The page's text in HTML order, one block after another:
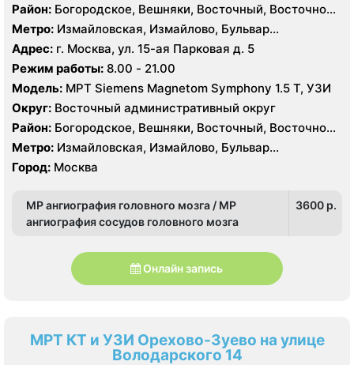
Район: Богородское, Вешняки, Восточный, Восточное
Измайлово, Гольяново, Ивановское, Измайлово,
Косино-Ухтомский, Метрогородок, Новогиреево,
Новокосино, Перово, Преображенское, Северное
Измайлово, Соколиная Гора
Метро: Измайловская, Измайлово, Бульвар
Рокоссовского, Новогиреево, Новокосино,
Партизанская, Первомайская, Перово, Щелковская
Адрес: г. Москва, ул. 15-ая Парковая д. 5
Режим работы: 8.00 - 21.00
Модель: МРТ Siemens Magnetom Symphony 1.5 Т, УЗИ
Округ: Восточный административный округ
Район: Богородское, Вешняки, Восточный, Восточное
Измайлово, Гольяново, Ивановское, Измайлово,
Косино-Ухтомский, Метрогородок, Новогиреево,
Новокосино, Перово, Преображенское, Северное
Метро: Измайловская, Измайлово, Бульвар
Рокоссовского, Новогиреево, Новокосино,
Партизанская, Первомайская, Перово, Щелковская
Город: Москва
МР ангиография головного мозга / МР
ангиография сосудов головного мозга
3600 p.
Онлайн запись
МРТ КТ и УЗИ Орехово-Зуево на улице
Володарского 14